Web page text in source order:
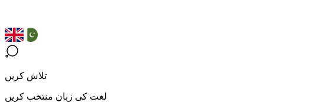
تلاش کریں
لغت کی زبان منتخب کریں